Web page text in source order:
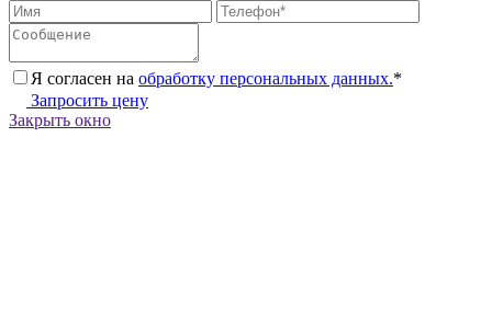
Я согласен на обработку персональных данных.*
Запросить цену
Закрыть окно